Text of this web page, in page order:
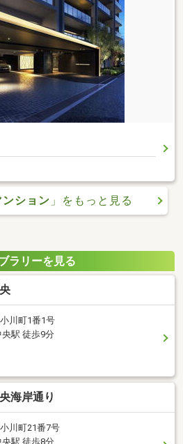
ション 」をもっと見る
ラリーを見る
川町1番1号
駅 徒歩9分
海岸通り
川町21番7号
駅 徒歩8分